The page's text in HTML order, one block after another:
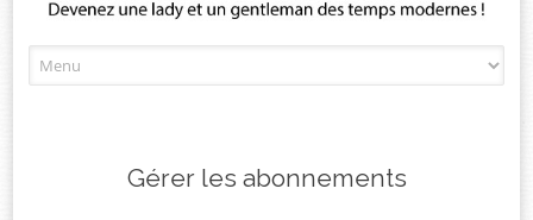
to
Gérer les abonnements